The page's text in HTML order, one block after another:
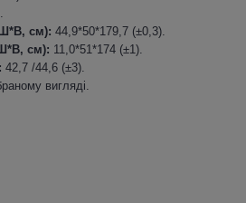
см): 44,9*50*179,7 (±0,3).
см): 11,0*51*174 (±1).
42,7 /44,6 (±3).
вигляді.